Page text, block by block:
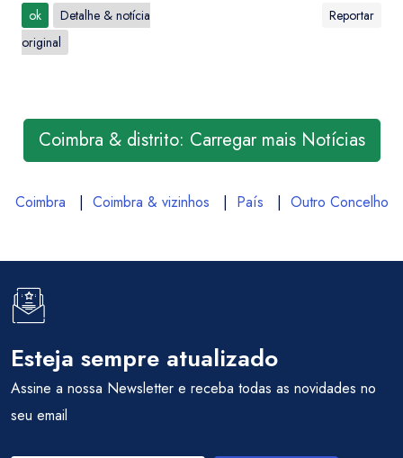
ok
Detalhe & notícia
original
Reportar
Coimbra & distrito: Carregar mais Notícias
Coimbra | Coimbra & vizinhos | País | Outro Concelho
Esteja sempre atualizado
Assine a nossa Newsletter e receba todas as novidades no
seu email